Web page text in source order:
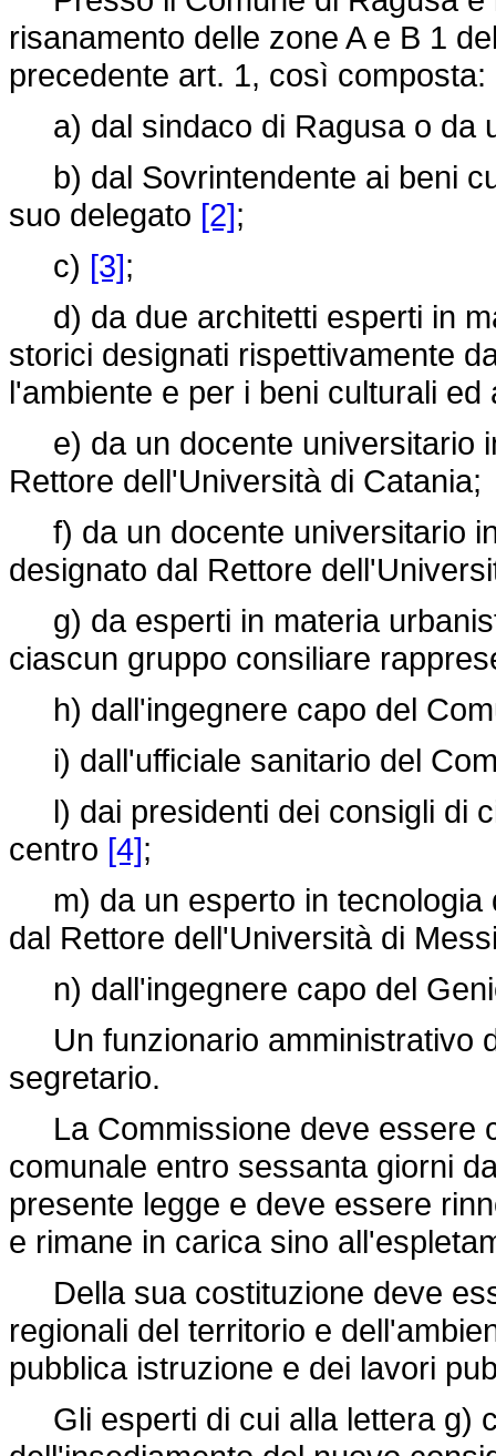
risanamento delle zone A e B 1
precedente art. 1, così composta:
a) dal sindaco di Ragusa o da
b) dal Sovrintendente ai beni
suo delegato [2];
c) [3];
d) da due architetti esperti in
storici designati rispettivamente
l'ambiente e per i beni culturali
e) da un docente universitario
Rettore dell'Università di Catania;
f) da un docente universitario
designato dal Rettore
g) da esperti in materia
ciascun gruppo consiliare
h) dall'ingegnere capo del
i) dall'ufficiale sanitario del
l) dai presidenti dei consigli di
centro [4];
m) da un esperto in tecnologia
dal Rettore dell'Università di
n) dall'ingegnere capo del
Un funzionario amministrativo
segretario.
La Commissione deve essere
comunale entro sessanta giorni
presente legge e deve essere
e rimane in carica sino
Della sua costituzione deve
regionali del territorio e
pubblica istruzione e dei lavori
Gli esperti di cui alla lettera g)